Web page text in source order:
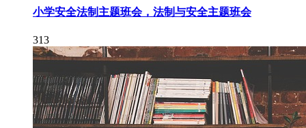
小学安全法制主题班会，法制与安全主题班会
313